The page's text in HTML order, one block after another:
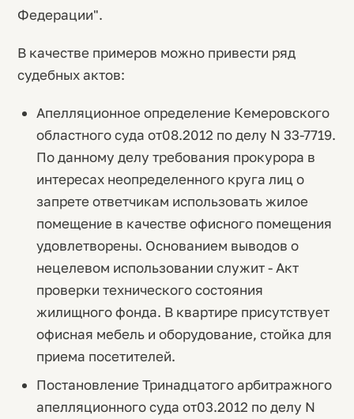
Федерации".
В качестве примеров можно привести ряд
судебных актов:
Апелляционное определение Кемеровского
областного суда от08.2012 по делу N 33-7719.
По данному делу требования прокурора в
интересах неопределенного круга лиц о
запрете ответчикам использовать жилое
помещение в качестве офисного помещения
удовлетворены. Основанием выводов о
нецелевом использовании служит - Акт
проверки технического состояния
жилищного фонда. В квартире присутствует
офисная мебель и оборудование, стойка для
приема посетителей.
Постановление Тринадцатого арбитражного
апелляционного суда от03.2012 по делу N